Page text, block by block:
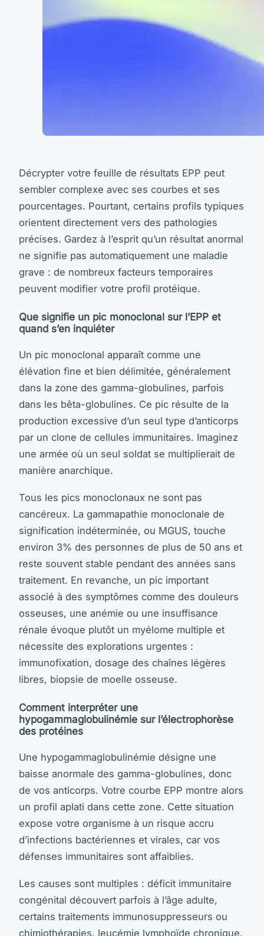
Décrypter votre feuille de résultats EPP peut
sembler complexe avec ses courbes et ses
pourcentages. Pourtant, certains profils typiques
orientent directement vers des pathologies
précises. Gardez à l’esprit qu’un résultat anormal
ne signifie pas automatiquement une maladie
grave : de nombreux facteurs temporaires
peuvent modifier votre profil protéique.
Que signifie un pic monoclonal sur l’EPP et
quand s’en inquiéter
Un pic monoclonal apparaît comme une
élévation fine et bien délimitée, généralement
dans la zone des gamma-globulines, parfois
dans les bêta-globulines. Ce pic résulte de la
production excessive d’un seul type d’anticorps
par un clone de cellules immunitaires. Imaginez
une armée où un seul soldat se multiplierait de
manière anarchique.
Tous les pics monoclonaux ne sont pas
cancéreux. La gammapathie monoclonale de
signification indéterminée, ou MGUS, touche
environ 3% des personnes de plus de 50 ans et
reste souvent stable pendant des années sans
traitement. En revanche, un pic important
associé à des symptômes comme des douleurs
osseuses, une anémie ou une insuffisance
rénale évoque plutôt un myélome multiple et
nécessite des explorations urgentes :
immunofixation, dosage des chaînes légères
libres, biopsie de moelle osseuse.
Comment interpréter une
hypogammaglobulinémie sur l’électrophorèse
des protéines
Une hypogammaglobulinémie désigne une
baisse anormale des gamma-globulines, donc
de vos anticorps. Votre courbe EPP montre alors
un profil aplati dans cette zone. Cette situation
expose votre organisme à un risque accru
d’infections bactériennes et virales, car vos
défenses immunitaires sont affaiblies.
Les causes sont multiples : déficit immunitaire
congénital découvert parfois à l’âge adulte,
certains traitements immunosuppresseurs ou
chimiothérapies, leucémie lymphoïde chronique,